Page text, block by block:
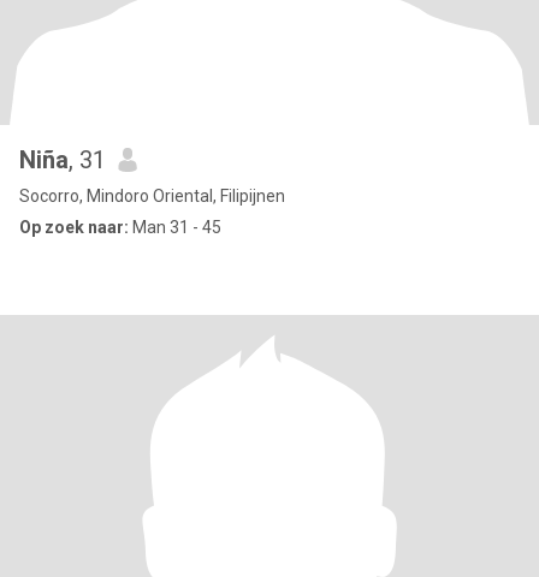
Niña, 31
Socorro, Mindoro Oriental, Filipijnen
Op zoek naar: Man 31 - 45